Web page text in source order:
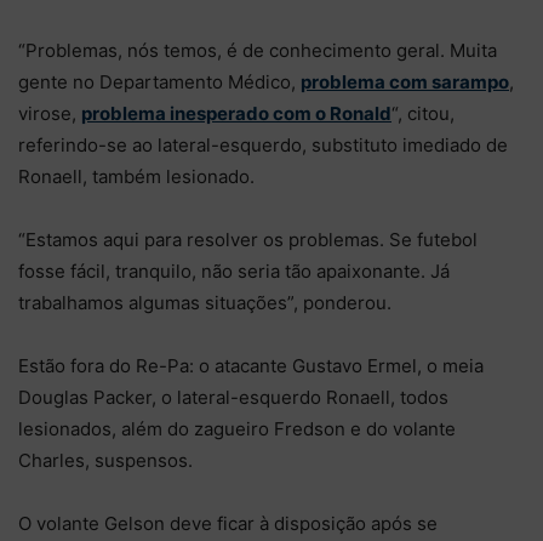
“Problemas, nós temos, é de conhecimento geral. Muita
gente no Departamento Médico, problema com sarampo,
virose, problema inesperado com o Ronald“, citou,
referindo-se ao lateral-esquerdo, substituto imediado de
Ronaell, também lesionado.
“Estamos aqui para resolver os problemas. Se futebol
fosse fácil, tranquilo, não seria tão apaixonante. Já
trabalhamos algumas situações”, ponderou.
Estão fora do Re-Pa: o atacante Gustavo Ermel, o meia
Douglas Packer, o lateral-esquerdo Ronaell, todos
lesionados, além do zagueiro Fredson e do volante
Charles, suspensos.
O volante Gelson deve ficar à disposição após se